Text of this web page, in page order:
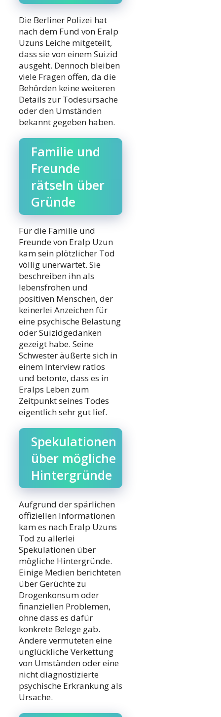
Die Berliner Polizei hat
nach dem Fund von Eralp
Uzuns Leiche mitgeteilt,
dass sie von einem Suizid
ausgeht. Dennoch bleiben
viele Fragen offen, da die
Behörden keine weiteren
Details zur Todesursache
oder den Umständen
bekannt gegeben haben.
Familie und
Freunde
rätseln über
Gründe
Für die Familie und
Freunde von Eralp Uzun
kam sein plötzlicher Tod
völlig unerwartet. Sie
beschreiben ihn als
lebensfrohen und
positiven Menschen, der
keinerlei Anzeichen für
eine psychische Belastung
oder Suizidgedanken
gezeigt habe. Seine
Schwester äußerte sich in
einem Interview ratlos
und betonte, dass es in
Eralps Leben zum
Zeitpunkt seines Todes
eigentlich sehr gut lief.
Spekulationen
über mögliche
Hintergründe
Aufgrund der spärlichen
offiziellen Informationen
kam es nach Eralp Uzuns
Tod zu allerlei
Spekulationen über
mögliche Hintergründe.
Einige Medien berichteten
über Gerüchte zu
Drogenkonsum oder
finanziellen Problemen,
ohne dass es dafür
konkrete Belege gab.
Andere vermuteten eine
unglückliche Verkettung
von Umständen oder eine
nicht diagnostizierte
psychische Erkrankung als
Ursache.